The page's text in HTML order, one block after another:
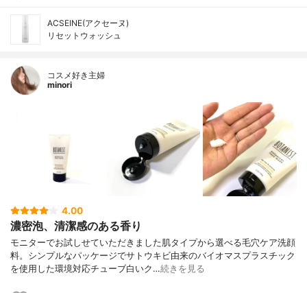
ACSEINE(アクセーヌ)
リセットウォッシュ
コスメ好き主婦
minori
4.00
濃密泡、清潔感のある香り
モニターでお試しせていただきました肌タイプから選べる毛穴ケア洗顔
料。シンプルなパッケージでサトウキビ由来のバイオマスプラスチック
を使用した環境対応チューブ白いク…続きを見る